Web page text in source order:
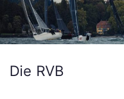
Die RVB